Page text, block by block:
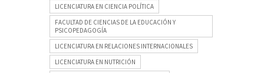
LICENCIATURA EN CIENCIA POLÍTICA
FACULTAD DE CIENCIAS DE LA EDUCACIÓN Y
PSICOPEDAGOGÍA
LICENCIATURA EN RELACIONES INTERNACIONALES
LICENCIATURA EN NUTRICIÓN